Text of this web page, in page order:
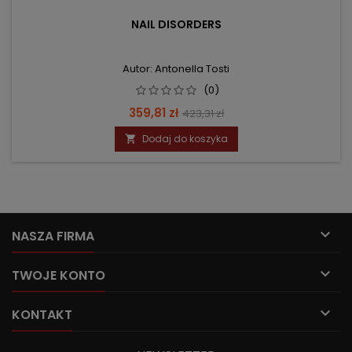
NAIL DISORDERS
Autor: Antonella Tosti
(0)
Cena
359,81 zł Cena
podstawowa
423,31 zł
 Dodaj do koszyka
NASZA FIRMA 
TWOJE KONTO 
KONTAKT 